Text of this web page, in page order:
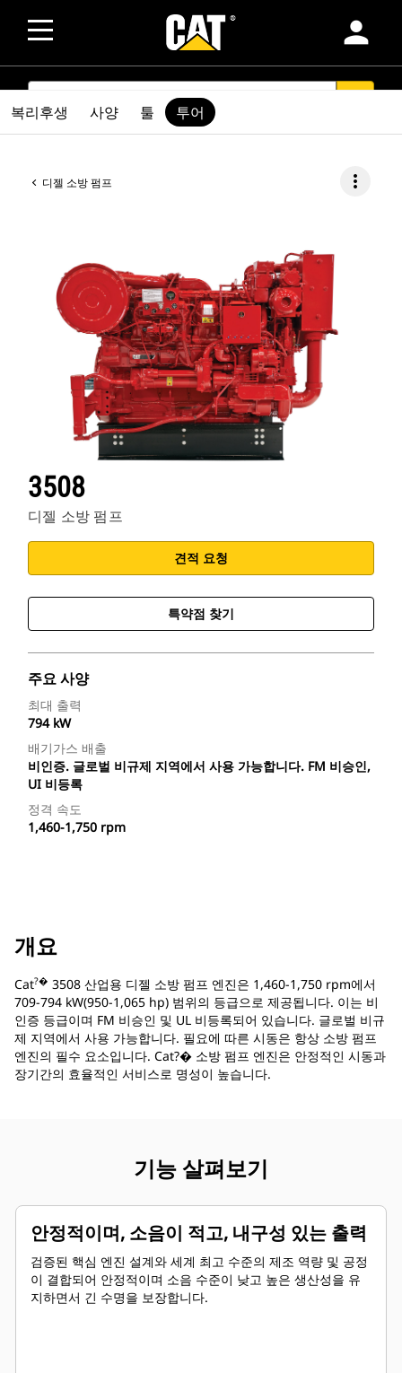
person
SEARCH
디젤 소방 펌프 more_vert
3508
디젤 소방 펌프
견적 요청
특약점 찾기
주요 사양
최대 출력
794 kW
배기가스 배출
비인증. 글로벌 비규제 지역에서 사용 가능합니다. FM 비승인,
UI 비등록
정격 속도
1,460-1,750 rpm
복리후생 사양 툴 투어
개요
Cat?� 3508 산업용 디젤 소방 펌프 엔진은 1,460-1,750 rpm에서
709-794 kW(950-1,065 hp) 범위의 등급으로 제공됩니다. 이는 비
인증 등급이며 FM 비승인 및 UL 비등록되어 있습니다. 글로벌 비규
제 지역에서 사용 가능합니다. 필요에 따른 시동은 항상 소방 펌프
엔진의 필수 요소입니다. Cat?� 소방 펌프 엔진은 안정적인 시동과
장기간의 효율적인 서비스로 명성이 높습니다.
기능 살펴보기
안정적이며, 소음이 적고, 내구성 있는 출력
검증된 핵심 엔진 설계와 세계 최고 수준의 제조 역량 및 공정
이 결합되어 안정적이며 소음 수준이 낮고 높은 생산성을 유
지하면서 긴 수명을 보장합니다.